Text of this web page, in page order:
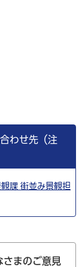
わせ先（注
課 街並み景観担
さまのご意見